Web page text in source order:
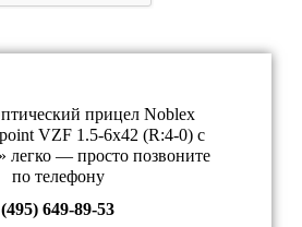
прицел Noblex
VZF 1.5-6x42 (R:4-0) с
легко — просто позвоните
по телефону
(495) 649-89-53